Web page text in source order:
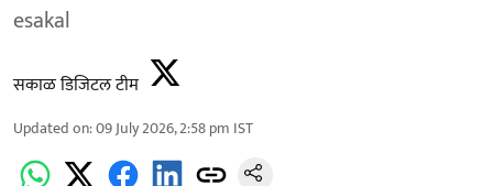
esakal
सकाळ डिजिटल टीम
Updated on:09 July 2026, 2:58 pm IST